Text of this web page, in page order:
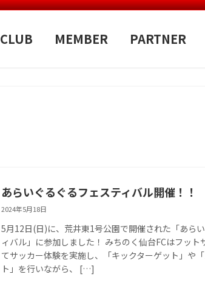
CLUB MEMBER PARTNER
あらいぐるぐるフェスティバル開催！！
2024年5月18日
5月12日(日)に、荒井東1号公園で開催された「あら
ィバル」に参加しました！ みちのく仙台FCはフット
てサッカー体験を実施し、「キックターゲット」や
ト」を行いながら、 […]